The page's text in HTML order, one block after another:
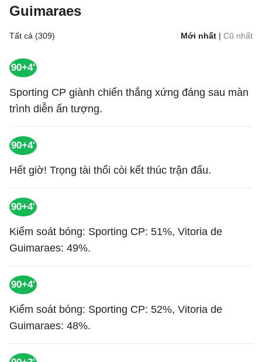
Guimaraes
Tất cả (309) Mới nhất | Cũ nhất
90+4'
Sporting CP giành chiến thắng xứng đáng sau màn
trình diễn ấn tượng.
90+4'
Hết giờ! Trọng tài thổi còi kết thúc trận đấu.
90+4'
Kiểm soát bóng: Sporting CP: 51%, Vitoria de
Guimaraes: 49%.
90+4'
Kiểm soát bóng: Sporting CP: 52%, Vitoria de
Guimaraes: 48%.